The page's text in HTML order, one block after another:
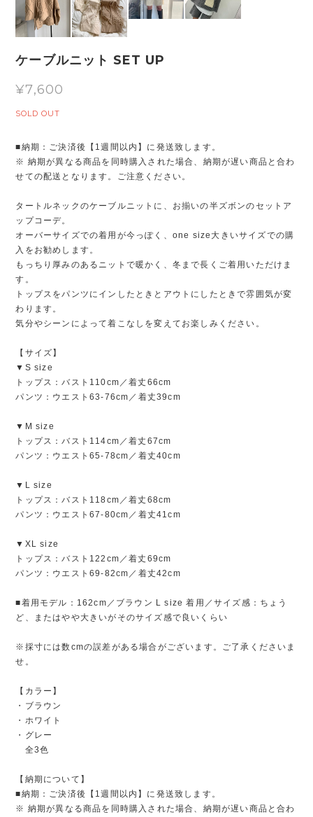
ケーブルニット SET UP
¥7,600
SOLD OUT
■納期：ご決済後【1週間以内】に発送致します。
※ 納期が異なる商品を同時購入された場合、納期が遅い商品と合わ
せての配送となります。ご注意ください。
タートルネックのケーブルニットに、お揃いの半ズボンのセットア
ップコーデ。
オーバーサイズでの着用が今っぽく、one size大きいサイズでの購
入をお勧めします。
もっちり厚みのあるニットで暖かく、冬まで長くご着用いただけま
す。
トップスをパンツにインしたときとアウトにしたときで雰囲気が変
わります。
気分やシーンによって着こなしを変えてお楽しみください。
【サイズ】
▼S size
トップス：バスト110cm／着丈66cm
パンツ：ウエスト63-76cm／着丈39cm
▼M size
トップス：バスト114cm／着丈67cm
パンツ：ウエスト65-78cm／着丈40cm
▼L size
トップス：バスト118cm／着丈68cm
パンツ：ウエスト67-80cm／着丈41cm
▼XL size
トップス：バスト122cm／着丈69cm
パンツ：ウエスト69-82cm／着丈42cm
■着用モデル：162cm／ブラウン L size 着用／サイズ感：ちょう
ど、またはやや大きいがそのサイズ感で良いくらい
※採寸には数cmの誤差がある場合がございます。ご了承くださいま
せ。
【カラー】
・ブラウン
・ホワイト
・グレー
全3色
【納期について】
■納期：ご決済後【1週間以内】に発送致します。
※ 納期が異なる商品を同時購入された場合、納期が遅い商品と合わ